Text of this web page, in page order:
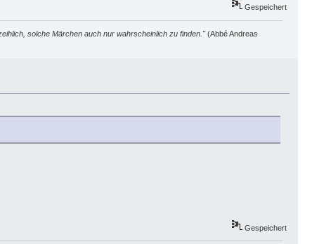
Gespeichert
solche Märchen auch nur wahrscheinlich zu finden."(Abbé Andreas
Gespeichert